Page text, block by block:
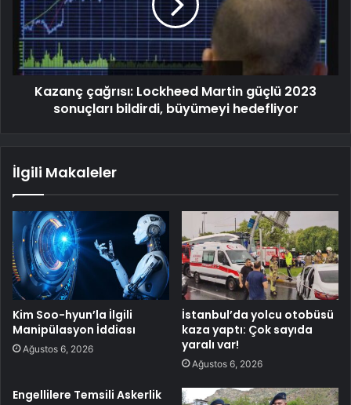
Kazanç çağrısı: Lockheed Martin güçlü 2023
sonuçları bildirdi, büyümeyi hedefliyor
İlgili Makaleler
Kim Soo-hyun’la İlgili
Manipülasyon İddiası
Ağustos 6, 2026
İstanbul’da yolcu otobüsü
kaza yaptı: Çok sayıda
yaralı var!
Ağustos 6, 2026
Engellilere Temsili Askerlik